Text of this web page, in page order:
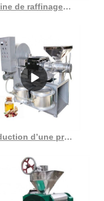
Machine de raffinage d’huile de machine de production d’huile de soja 20 ~ 5000tpd
introduction d’une presse à vis d’extraction d’huile de coprah de haute qualité en Côte d’Ivoire